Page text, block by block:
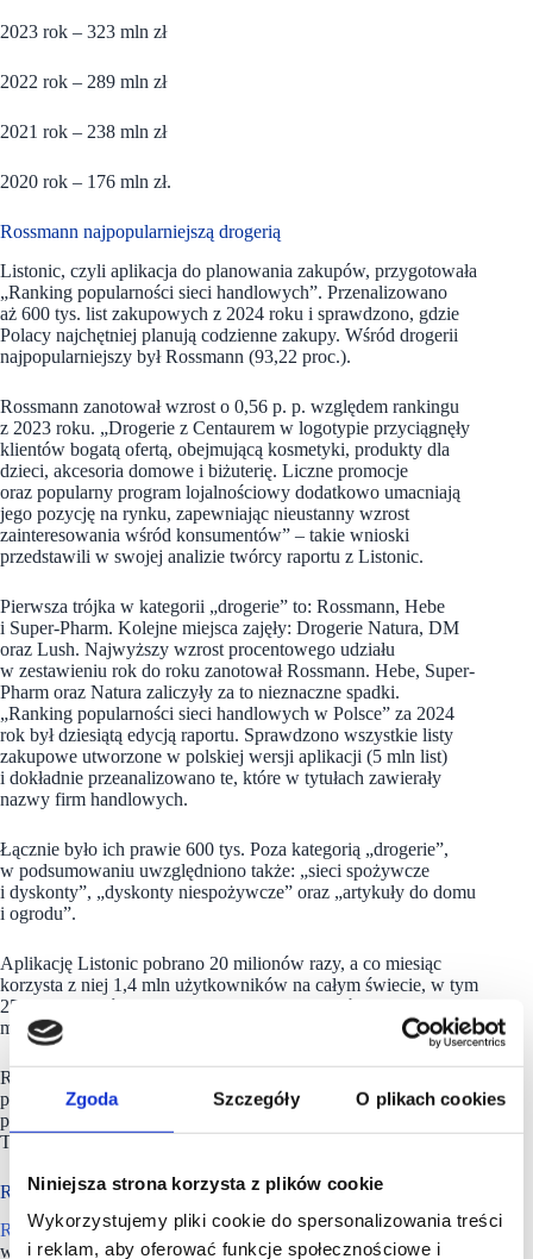
Zgoda Szczegóły O plikach cookies
Niniejsza strona korzysta z plików cookie
Wykorzystujemy pliki cookie do spersonalizowania treści
i reklam, aby oferować funkcje społecznościowe i
2023 rok – 323 mln zł
2022 rok – 289 mln zł
2021 rok – 238 mln zł
2020 rok – 176 mln zł.
Rossmann najpopularniejszą drogerią
Listonic, czyli aplikacja do planowania zakupów, przygotowała
„Ranking popularności sieci handlowych”. Przenalizowano
aż 600 tys. list zakupowych z 2024 roku i sprawdzono, gdzie
Polacy najchętniej planują codzienne zakupy. Wśród drogerii
najpopularniejszy był Rossmann (93,22 proc.).
Rossmann zanotował wzrost o 0,56 p. p. względem rankingu
z 2023 roku. „Drogerie z Centaurem w logotypie przyciągnęły
klientów bogatą ofertą, obejmującą kosmetyki, produkty dla
dzieci, akcesoria domowe i biżuterię. Liczne promocje
oraz popularny program lojalnościowy dodatkowo umacniają
jego pozycję na rynku, zapewniając nieustanny wzrost
zainteresowania wśród konsumentów” – takie wnioski
przedstawili w swojej analizie twórcy raportu z Listonic.
Pierwsza trójka w kategorii „drogerie” to: Rossmann, Hebe
i Super-Pharm. Kolejne miejsca zajęły: Drogerie Natura, DM
oraz Lush. Najwyższy wzrost procentowego udziału
w zestawieniu rok do roku zanotował Rossmann. Hebe, Super-
Pharm oraz Natura zaliczyły za to nieznaczne spadki.
„Ranking popularności sieci handlowych w Polsce” za 2024
rok był dziesiątą edycją raportu. Sprawdzono wszystkie listy
zakupowe utworzone w polskiej wersji aplikacji (5 mln list)
i dokładnie przeanalizowano te, które w tytułach zawierały
nazwy firm handlowych.
Łącznie było ich prawie 600 tys. Poza kategorią „drogerie”,
w podsumowaniu uwzględniono także: „sieci spożywcze
i dyskonty”, „dyskonty niespożywcze” oraz „artykuły do domu
i ogrodu”.
Aplikację Listonic pobrano 20 milionów razy, a co miesiąc
korzysta z niej 1,4 mln użytkowników na całym świecie, w tym
250 tys. Polaków. Polscy konsumenci tworzą średnio ponad 5
mln list zakupowych rocznie.
Rok 2024 był rekordowy dla Rossmanna w Polsce. Po raz
pierwszy obroty firmy wyniosły aż 17,9 mld zł. Ponadto
przez 12 miesięcy sieć uruchomiła aż 164 nowe drogerie.
To najlepsze wyniki w 32-letniej historii firmy w naszym kraju.
Rossmann ma ponad 1900 drogerii w Polsce
R
ssmannto sieć drogerii licząca ponad 4,5 tys. sklepów
w: Polsce, Niemczech, Czechach, Turcji, Albanii, Kosowie,